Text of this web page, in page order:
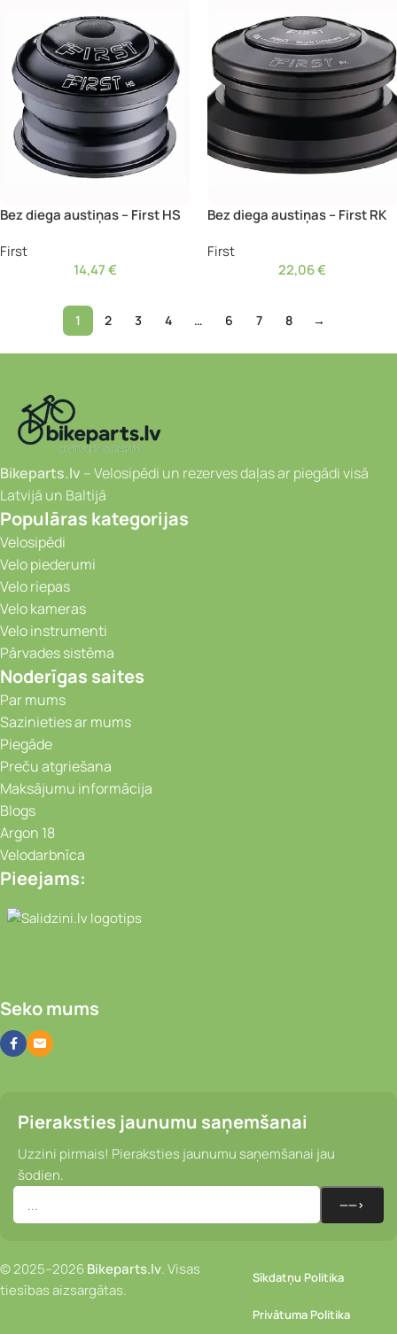
Bez diega austiņas – First HS
First
14,47€
Bez diega austiņas – First RK
First
22,06€
1 2 3 4 … 6 7 8 →
Bikeparts.lv – Velosipēdi un rezerves daļas ar piegādi visā
Latvijā un Baltijā
Populāras kategorijas
Velosipēdi
Velo piederumi
Velo riepas
Velo kameras
Velo instrumenti
Pārvades sistēma
Noderīgas saites
Par mums
Sazinieties ar mums
Piegāde
Preču atgriešana
Maksājumu informācija
Blogs
Argon 18
Velodarbnīca
Pieejams:
Video novērošanas kameras, Portatīvie
Seko mums
Pieraksties jaunumu saņemšanai
Uzzini pirmais! Pieraksties jaunumu saņemšanai jau
šodien.
© 2025–2026Bikeparts.lv. Visas
tiesības aizsargātas.
Sīkdatņu Politika
Privātuma Politika